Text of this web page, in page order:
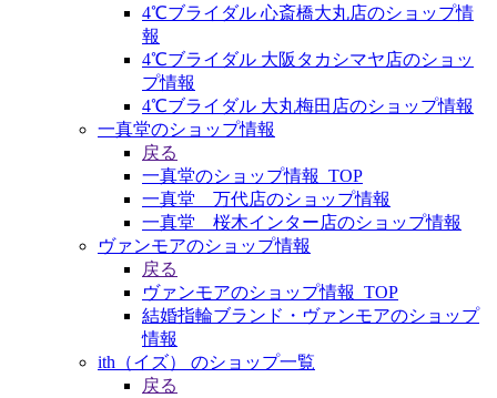
4℃ブライダル 心斎橋大丸店のショップ情
報
4℃ブライダル 大阪タカシマヤ店のショッ
プ情報
4℃ブライダル 大丸梅田店のショップ情報
一真堂のショップ情報
戻る
一真堂のショップ情報_TOP
一真堂 万代店のショップ情報
一真堂 桜木インター店のショップ情報
ヴァンモアのショップ情報
戻る
ヴァンモアのショップ情報_TOP
結婚指輪ブランド・ヴァンモアのショップ
情報
ith（イズ） のショップ一覧
戻る